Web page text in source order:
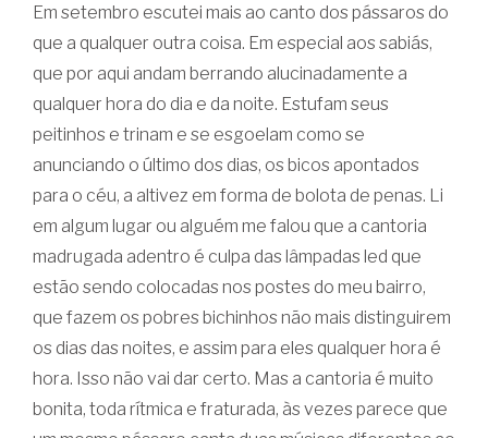
Em setembro escutei mais ao canto dos pássaros do
que a qualquer outra coisa. Em especial aos sabiás,
que por aqui andam berrando alucinadamente a
qualquer hora do dia e da noite. Estufam seus
peitinhos e trinam e se esgoelam como se
anunciando o último dos dias, os bicos apontados
para o céu, a altivez em forma de bolota de penas. Li
em algum lugar ou alguém me falou que a cantoria
madrugada adentro é culpa das lâmpadas led que
estão sendo colocadas nos postes do meu bairro,
que fazem os pobres bichinhos não mais distinguirem
os dias das noites, e assim para eles qualquer hora é
hora. Isso não vai dar certo. Mas a cantoria é muito
bonita, toda rítmica e fraturada, às vezes parece que